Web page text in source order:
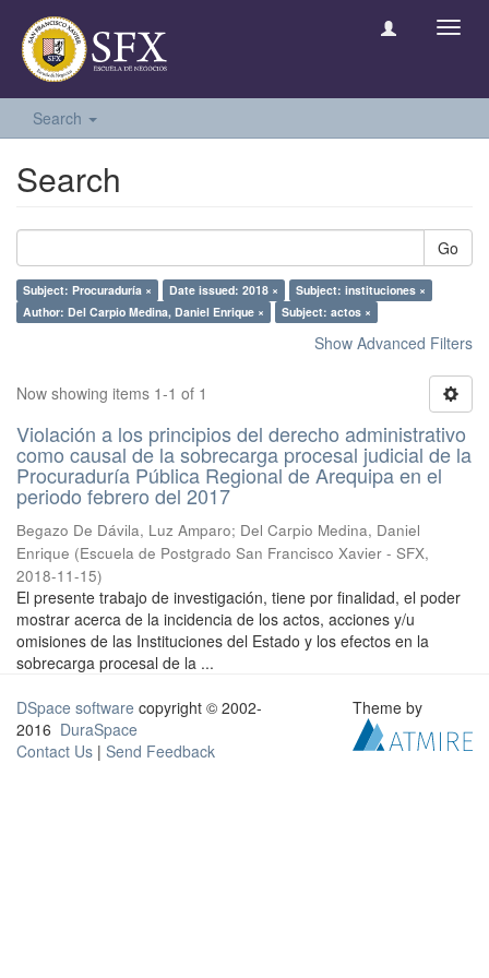
Search
Search
Go
Subject: Procuraduría × Date issued: 2018 ×
Subject: instituciones ×
Author: Del Carpio Medina, Daniel Enrique ×
Subject: actos ×
Show Advanced Filters
Now showing items 1-1 of 1
Violación a los principios del derecho administrativo
como causal de la sobrecarga procesal judicial de la
Procuraduría Pública Regional de Arequipa en el
periodo febrero del 2017
Begazo De Dávila, Luz Amparo; Del Carpio Medina, Daniel
Enrique (Escuela de Postgrado San Francisco Xavier - SFX,
2018-11-15)
El presente trabajo de investigación, tiene por finalidad, el poder
mostrar acerca de la incidencia de los actos, acciones y/u
omisiones de las Instituciones del Estado y los efectos en la
sobrecarga procesal de la ...
DSpace software copyright © 2002-
2016 DuraSpace
Contact Us | Send Feedback
Theme by